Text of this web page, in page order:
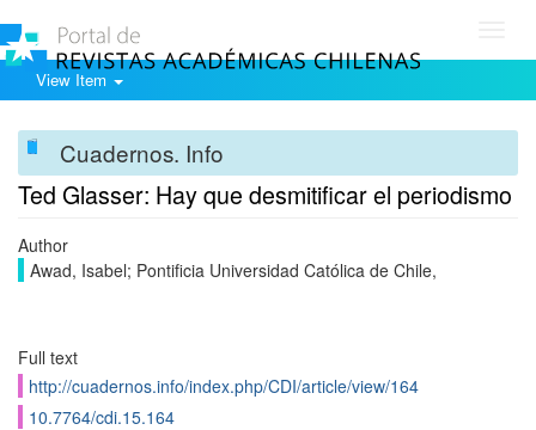
View Item
Cuadernos. Info
Ted Glasser: Hay que desmitificar el periodismo
Author
Awad, Isabel; Pontificia Universidad Católica de Chile,
Full text
http://cuadernos.info/index.php/CDI/article/view/164
10.7764/cdi.15.164